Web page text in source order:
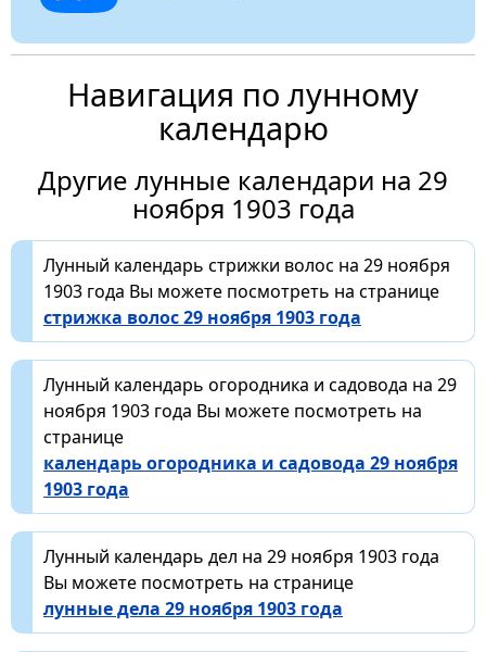
Навигация по лунному
календарю
Другие лунные календари на 29
ноября 1903 года
Лунный календарь стрижки волос на 29 ноября
1903 года Вы можете посмотреть на странице
стрижка волос 29 ноября 1903 года
Лунный календарь огородника и садовода на 29
ноября 1903 года Вы можете посмотреть на
странице
календарь огородника и садовода 29 ноября
1903 года
Лунный календарь дел на 29 ноября 1903 года
Вы можете посмотреть на странице
лунные дела 29 ноября 1903 года